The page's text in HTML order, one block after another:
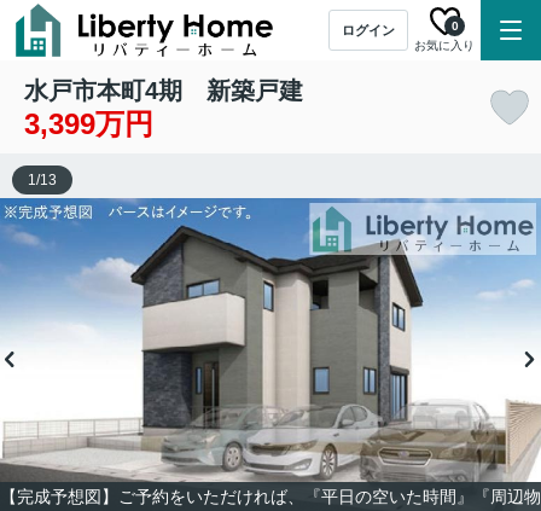
ログイン
お気に入り
0
水戸市本町4期 新築戸建
3,399万円
【完成予想図】ご予約をいただければ、『平日の空いた時間』『周辺物
1/13